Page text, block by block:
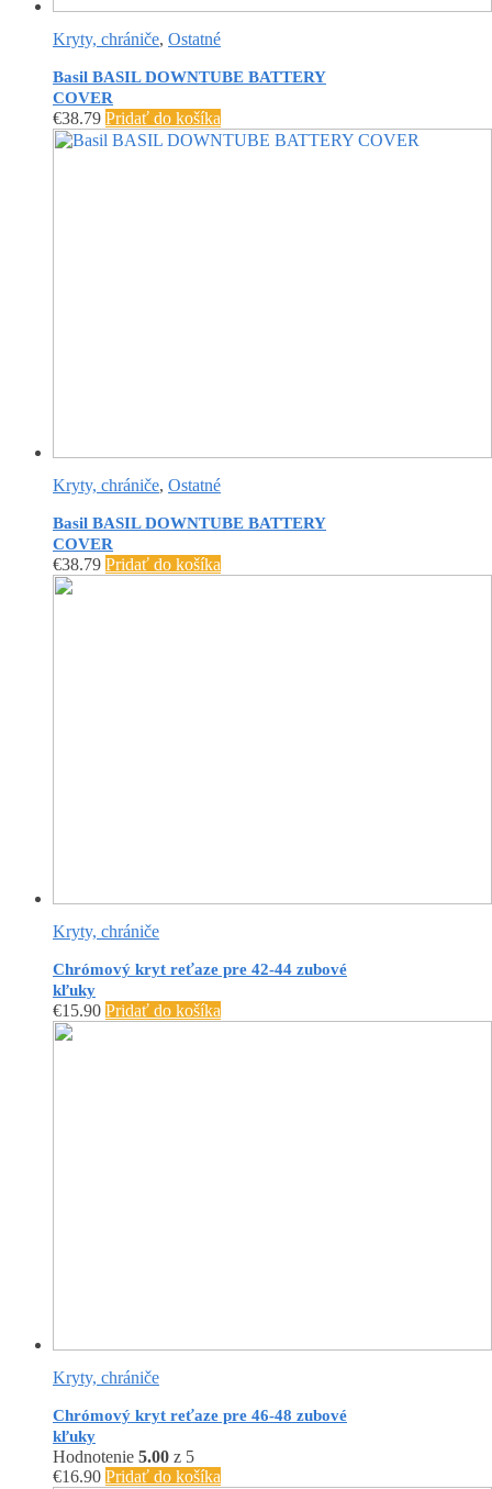
Kryty, chrániče, Ostatné
Basil BASIL DOWNTUBE BATTERY
COVER
€38.79 Pridať do košíka
Kryty, chrániče, Ostatné
Basil BASIL DOWNTUBE BATTERY
COVER
€38.79 Pridať do košíka
Kryty, chrániče
Chrómový kryt reťaze pre 42-44 zubové
kľuky
€15.90 Pridať do košíka
Kryty, chrániče
Chrómový kryt reťaze pre 46-48 zubové
kľuky
Hodnotenie 5.00 z 5
€16.90 Pridať do košíka